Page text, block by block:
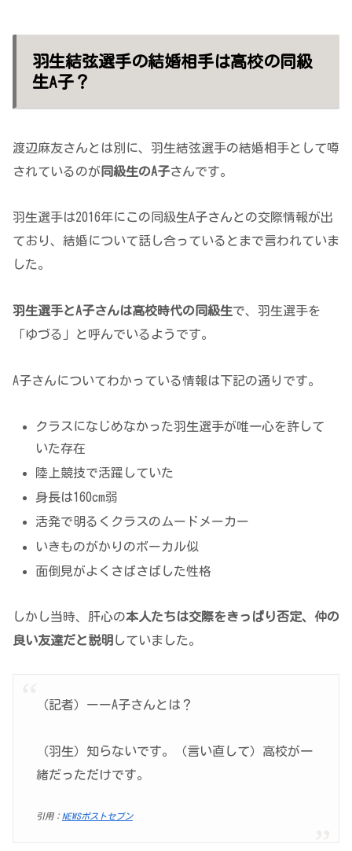
羽生結弦選手の結婚相手は高校の同級
生A子？
渡辺麻友さんとは別に、羽生結弦選手の結婚相手として噂
されているのが 同級生のA子さんです。
羽生選手は2016年にこの同級生A子さんとの交際情報が出
ており、結婚について話し合っているとまで言われていま
した。
羽生選手とA子さんは高校時代の同級生で、羽生選手を
「ゆづる」と呼んでいるようです。
A子さんについてわかっている情報は下記の通りです。
クラスになじめなかった羽生選手が唯一心を許して
いた存在
陸上競技で活躍していた
身長は160cm弱
活発で明るくクラスのムードメーカー
いきものがかりのボーカル似
面倒見がよくさばさばした性格
しかし当時、肝心の本人たちは交際をきっぱり否定、仲の
良い友達だと説明 していました。
（記者）ーーA子さんとは？
（羽生）知らないです。（言い直して）高校が一
緒だっただけです。
引用： NEWSポストセブン